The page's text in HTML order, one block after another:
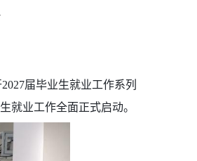
届毕业生就业工作系列
就业工作全面正式启动。